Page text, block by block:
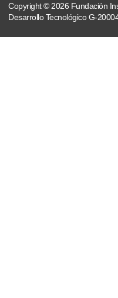
Copyright © 2026 Fundación
Desarrollo Tecnológico G-